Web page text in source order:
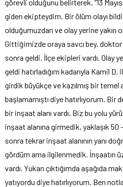
görevli olduğunu belirterek, “13
giden ekipteydim. Bir ölüm olayı
olduğumuzdan ve olay yerine yakın
Gittiğimizde oraya savcı bey, doktor
sonra geldi. İlçe ekipleri vardı. Olay
geldi hatırladığım kadarıyla Kamil
girdik büyükçe ve kazılmış bir temel
başlamamıştı diye hatırlıyorum. Bir
bir inşaat alanı vardı. Biz bu yolu
inşaat alanına girmedik, yaklaşık
sonra tekrar inşaat alanının yanı
gördüm ama ilgilenmedik. İnşaatın
vardı. Yukarı çıktığımda aşağıda
yatıyordu diye hatırlıyorum. Ben